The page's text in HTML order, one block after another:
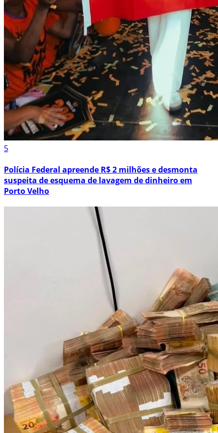
5
Polícia Federal apreende R$ 2 milhões e desmonta
suspeita de esquema de lavagem de dinheiro em
Porto Velho